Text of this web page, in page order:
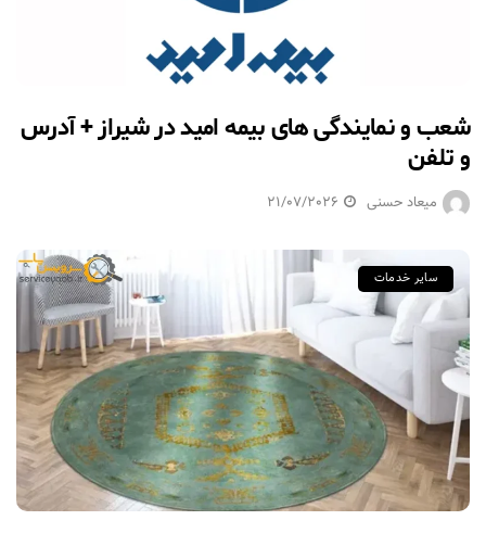
شعب و نمایندگی های بیمه امید در شیراز + آدرس
و تلفن
میعاد حسنی 21/07/2026
سایر خدمات